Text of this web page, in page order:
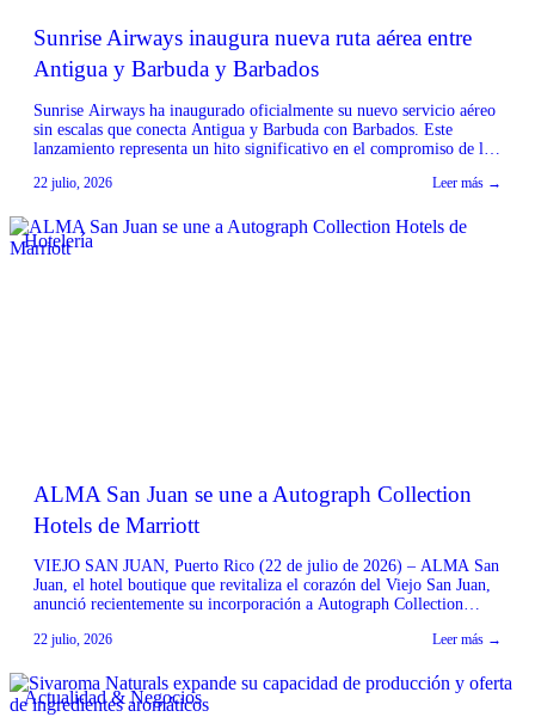
Sunrise Airways inaugura nueva ruta aérea entre
Antigua y Barbuda y Barbados
Sunrise Airways ha inaugurado oficialmente su nuevo servicio aéreo
sin escalas que conecta Antigua y Barbuda con Barbados. Este
lanzamiento representa un hito significativo en el compromiso de la
Fuente: Sunrise Airways
22 julio, 2026 Leer más →
Hotelería
ALMA San Juan se une a Autograph Collection
Hotels de Marriott
VIEJO SAN JUAN, Puerto Rico (22 de julio de 2026) – ALMA San
Juan, el hotel boutique que revitaliza el corazón del Viejo San Juan,
anunció recientemente su incorporación a Autograph Collection
hoteleras de Marriott Bonvoy. Como el primer hotel de Autograph
22 julio, 2026 Leer más →
Actualidad & Negocios